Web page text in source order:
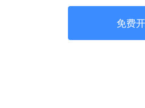
免费